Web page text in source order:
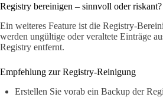
Registry bereinigen – sinnvoll oder riskant?
Ein weiteres Feature ist die Registry-
werden ungültige oder veraltete Einträge
Registry entfernt.
Empfehlung zur Registry-Reinigung
Erstellen Sie vorab ein Backup der